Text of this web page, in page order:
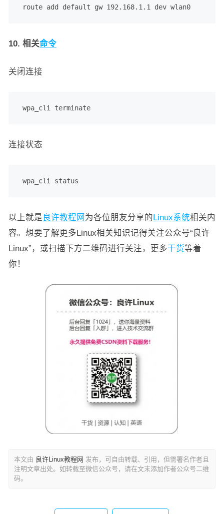
route add default gw 192.168.1.1 dev wlan0
10. 相关命令
关闭连接
wpa_cli terminate
连接状态
wpa_cli status
以上就是 良许教程网 为各位朋友分享的Linux系统相关内
容。想要了解更多Linux相关知识记得关注公众号“良许
Linux”，或扫描下方二维码进行关注，更多干货等着
你！
本文由 良许Linux教程网 发布，可自由转载、引用，但需署名作者且
注明文章出处。如转载至微信公众号，请在文末添加作者公众号二维
码。